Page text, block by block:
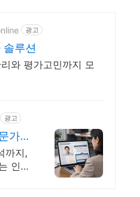
광고
루션
와 평가고민까지 모
광고
가
가
까지,
인사